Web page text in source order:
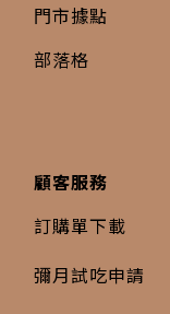
門市據點
部落格
顧客服務
訂購單下載
彌月試吃申請